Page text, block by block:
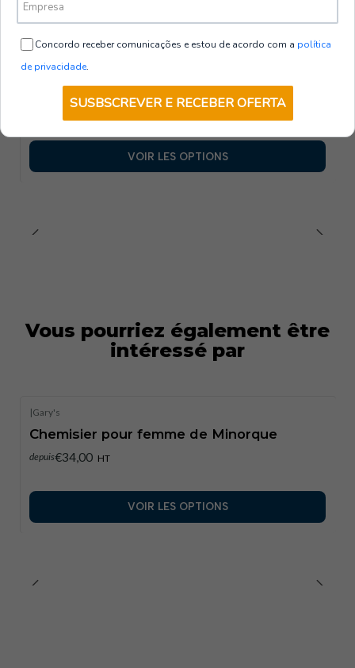
600037-001-L
Gilet à rabat pour femme - ARABIS |
GARY'S
€46,00 HT
VOIR LES OPTIONS
Vous pourriez également être
intéressé par
|Gary's
Chemisier pour femme de Minorque
depuis€34,00 HT
VOIR LES OPTIONS
Concordo receber comunicações e estou de acordo com a política
de privacidade.
SUSBSCREVER E RECEBER OFERTA